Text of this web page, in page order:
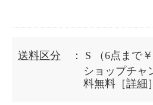
送料区分 ： S
（6点まで￥
ショップチャ
料無料［詳細 ］